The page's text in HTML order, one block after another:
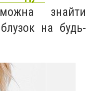
знайти
на будь-